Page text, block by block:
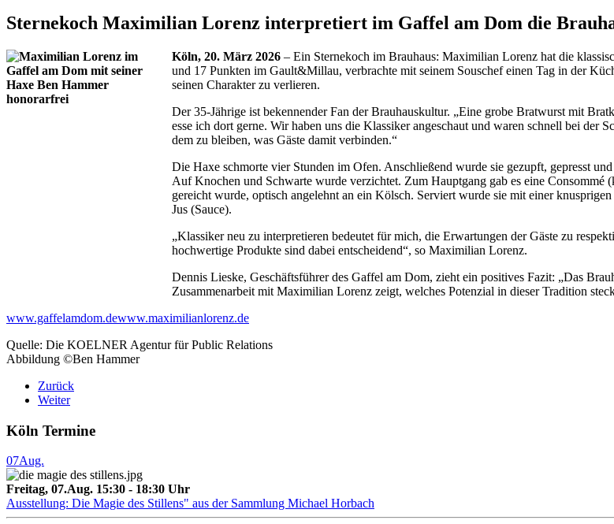
Sternekoch Maximilian Lorenz interpretiert im Gaffel am Dom die
Köln, 20. März 2026 – Ein Sternekoch im Brauhaus: Maximilian Lorenz hat die
und 17 Punkten im Gault&Millau, verbrachte mit seinem Souschef einen Tag in der
seinen Charakter zu verlieren.
Der 35-Jährige ist bekennender Fan der Brauhauskultur. „Eine grobe Bratwurst mit
esse ich dort gerne. Wir haben uns die Klassiker angeschaut und waren schnell bei der
dem zu bleiben, was Gäste damit verbinden.“
Die Haxe schmorte vier Stunden im Ofen. Anschließend wurde sie gezupft, gepresst
Auf Knochen und Schwarte wurde verzichtet. Zum Hauptgang gab es eine
gereicht wurde, optisch angelehnt an ein Kölsch. Serviert wurde sie mit einer
Jus (Sauce).
„Klassiker neu zu interpretieren bedeutet für mich, die Erwartungen der Gäste zu
hochwertige Produkte sind dabei entscheidend“, so Maximilian Lorenz.
Dennis Lieske, Geschäftsführer des Gaffel am Dom, zieht ein positives Fazit: „Das
Zusammenarbeit mit Maximilian Lorenz zeigt, welches Potenzial in dieser Tradition
www.gaffelamdom.dewww.maximilianlorenz.de
Quelle: Die KOELNER Agentur für Public Relations
Abbildung ©Ben Hammer
Zurück
Weiter
Köln Termine
07Aug.
Freitag, 07.Aug. 15:30 - 18:30 Uhr
Ausstellung: Die Magie des Stillens" aus der Sammlung Michael Horbach